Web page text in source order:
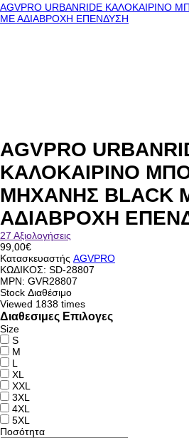
AGVPRO URBANRIDE ΚΑΛΟΚΑΙΡΙΝΟ
ΜΕ ΑΔΙΑΒΡΟΧΗ ΕΠΕΝΔΥΣΗ
AGVPRO
ΚΑΛΟΚΑΙΡΙΝΟ
ΜΗΧΑΝΗΣ BLACK
ΑΔΙΑΒΡΟΧΗ
27 Αξιολογήσεις
99,00€
Κατασκευαστής AGVPRO
ΚΩΔΙΚΟΣ: SD-28807
MPN: GVR28807
Stock Διαθέσιμο
Viewed 1838 times
Διαθεσιμες Επιλογες
Size
S
M
L
XL
XXL
3XL
4XL
5XL
Ποσότητα